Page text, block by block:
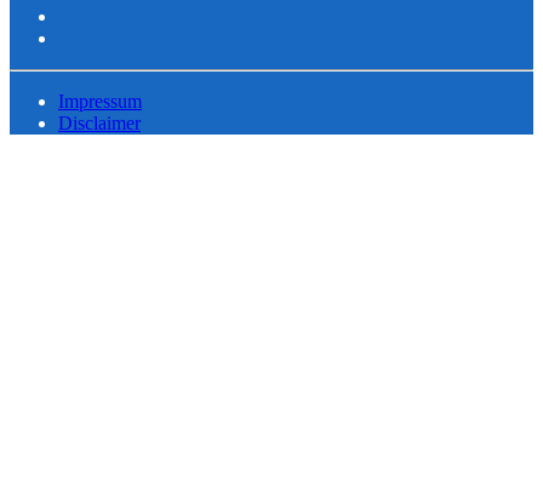
Impressum
Disclaimer